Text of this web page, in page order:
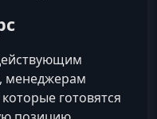
менеджерам
готовятся